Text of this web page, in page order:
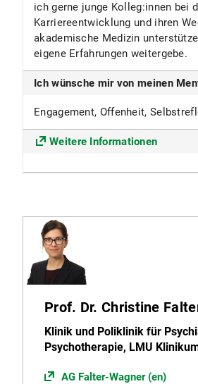
ich gerne junge Kolleg:innen bei
Karriereentwicklung und ihren
akademische Medizin
eigene Erfahrungen weitergebe.
Ich wünsche mir von meinen
Engagement, Offenheit,
Weitere Informationen
Prof. Dr. Christine
Klinik und Poliklinik für
Psychotherapie, LMU
AG Falter-Wagner (en)